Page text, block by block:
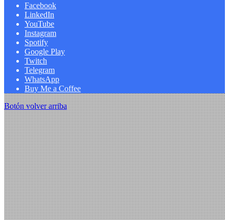
Facebook
LinkedIn
YouTube
Instagram
Spotify
Google Play
Twitch
Telegram
WhatsApp
Buy Me a Coffee
Botón volver arriba